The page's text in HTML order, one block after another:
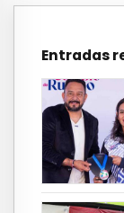
Entradas